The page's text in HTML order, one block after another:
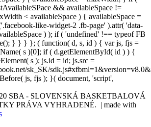
&& availableSpace !=
< availableSpace ) { availableSpace =
like-widget-2 .fb-page' ).attr( 'data-
) ); if ( 'undefined' !== typeof FB
} } } }; ( function( d, s, id ) { var js, fjs =
s )[0]; if ( d.getElementById( id ) ) {
s ); js.id = id; js.src =
sk_SK/
js, fjs ); }( document, 'script',
SBA - SLOVENSKÁ BASKETBALOVÁ
PRÁVA VYHRADENÉ. | made with